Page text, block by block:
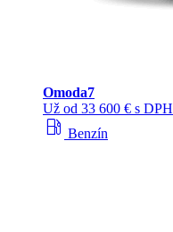
Omoda7
Už od 33 600 € s DPH
local_gas_station Benzín